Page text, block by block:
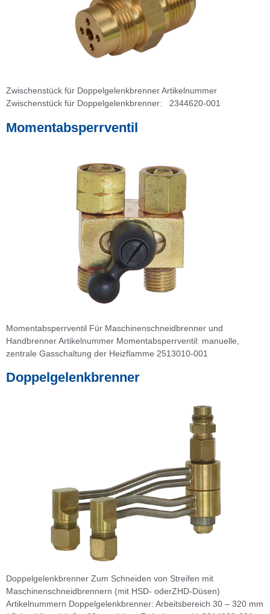
Zwischenstück für Doppelgelenkbrenner Artikelnummer
Zwischenstück für Doppelgelenkbrenner: 2344620-001
Momentabsperrventil
Momentabsperrventil Für Maschinenschneidbrenner und
Handbrenner Artikelnummer Momentabsperrventil: manuelle,
zentrale Gasschaltung der Heizflamme 2513010-001
Doppelgelenkbrenner
Doppelgelenkbrenner Zum Schneiden von Streifen mit
Maschinenschneidbrennern (mit HSD- oderZHD-Düsen)
Artikelnummern Doppelgelenkbrenner: Arbeitsbereich 30 – 320 mm